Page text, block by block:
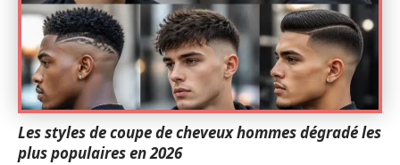
Les styles de coupe de cheveux hommes dégradé les
plus populaires en 2026